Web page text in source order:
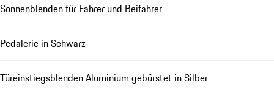
Sonnenblenden für Fahrer und Beifahrer
Pedalerie in Schwarz
Türeinstiegsblenden Aluminium gebürstet in Silber